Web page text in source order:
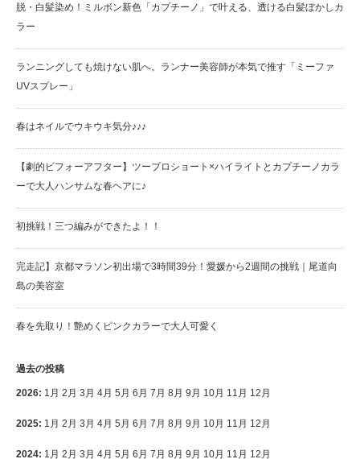
脱・白髪染め！ミルボン新色「カプチーノ」で叶える、透ける白髪ぼかしカ
ラー
ランニングしても焼けない肌へ。ランナー美容師が本気で推す「ミーファ
UVスプレー」
春はネイルでウキウキ気分♪♪♪
【劇的ビフォーアフター】ツーブロショート×ハイライトとカプチーノカラ
ーで大人ハンサムな春ヘアに♪
初挑戦！三つ編みができたよ！！
完走記】京都マラソン初出場で3時間39分！愛媛から2週間の挑戦｜尾道向
島の美容室
春を先取り！艶めくピンクカラーで大人可愛く
過去の投稿
2026: 1月 2月 3月 4月 5月 6月 7月 8月 9月 10月 11月 12月
2025: 1月 2月 3月 4月 5月 6月 7月 8月 9月 10月 11月 12月
2024: 1月 2月 3月 4月 5月 6月 7月 8月 9月 10月 11月 12月